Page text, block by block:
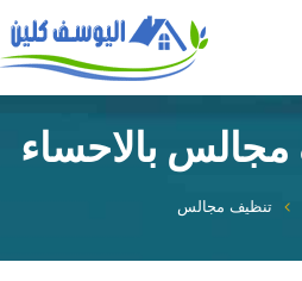
بالاحساء
تنظيف مجالس